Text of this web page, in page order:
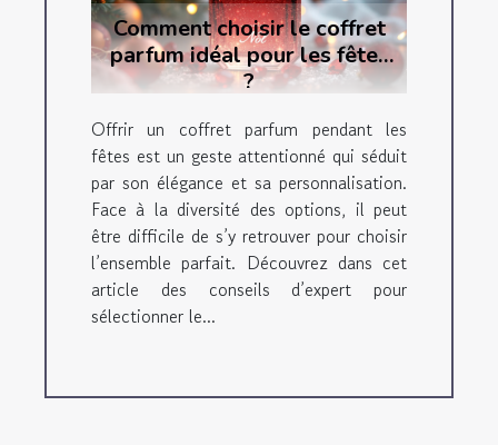
Comment choisir le coffret
parfum idéal pour les fêtes
?
Offrir un coffret parfum pendant les
fêtes est un geste attentionné qui séduit
par son élégance et sa personnalisation.
Face à la diversité des options, il peut
être difficile de s’y retrouver pour choisir
l’ensemble parfait. Découvrez dans cet
article des conseils d’expert pour
sélectionner le...